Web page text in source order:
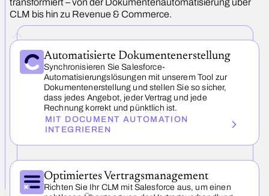
transformiert – von der Dokumentenautomatisierung über
CLM bis hin zu Revenue & Commerce.
Automatisierte Dokumenten­erstellung
Synchronisieren Sie Salesforce-
Automatisierungslösungen mit unserem Tool zur
Dokumentenerstellung und stellen Sie so sicher,
dass jedes Angebot, jeder Vertrag und jede
Rechnung korrekt und pünktlich ist.
MIT DOCUMENT AUTOMATION
INTEGRIEREN
Optimiertes Vertrags­management
Richten Sie Ihr CLM mit Salesforce aus, um einen